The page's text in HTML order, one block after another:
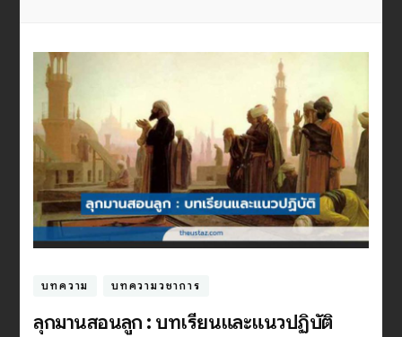
บทความ บทความวิชาการ
ลุกมานสอนลูก : บทเรียนและแนวปฏิบัติ